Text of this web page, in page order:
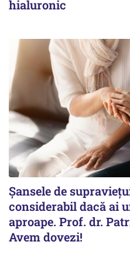
hialuronic
Șansele de
considerabil dacă ai
aproape. Prof. dr.
Avem dovezi!